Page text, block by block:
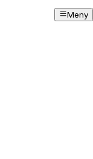
Meny